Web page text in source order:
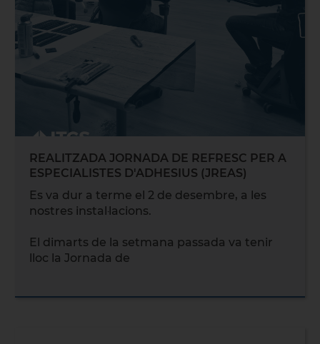
REALITZADA JORNADA DE REFRESC PER A
ESPECIALISTES D'ADHESIUS (JREAS)
Es va dur a terme el 2 de desembre, a les
nostres instal·lacions.
El dimarts de la setmana passada va tenir
lloc la Jornada de